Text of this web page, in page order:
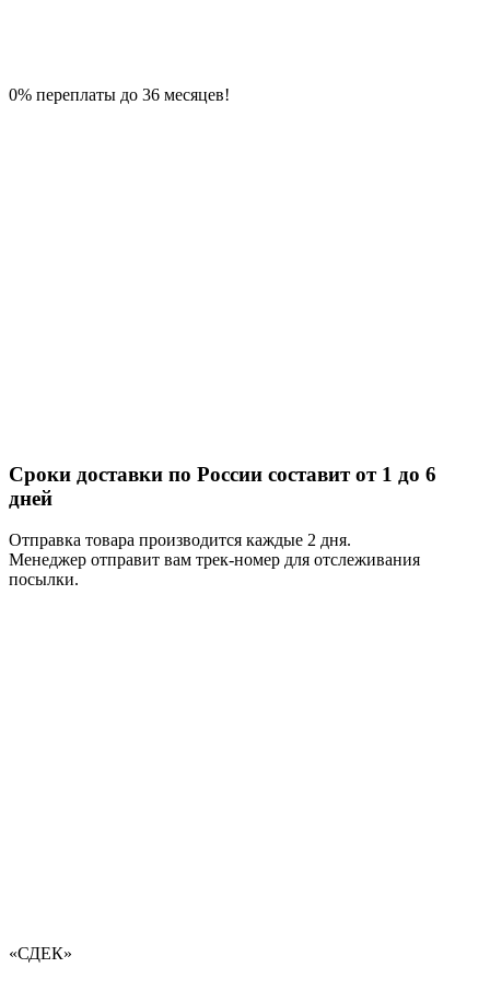
0% переплаты до 36 месяцев!
Сроки доставки по России составит от 1 до 6
дней
Отправка товара производится каждые 2 дня.
Менеджер отправит вам трек-номер для отслеживания
посылки.
«СДЕК»